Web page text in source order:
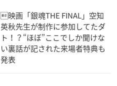
映画「銀魂THE FINAL」空知
英秋先生が制作に参加してたダ
ト！？“ほぼ”ここでしか聞けな
い裏話が記された来場者特典も
発表